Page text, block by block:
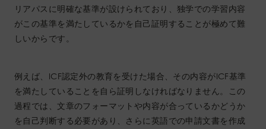
リアパスに明確な基準が設けられており、独学での学習内容
がこの基準を満たしているかを自己証明することが極めて難
しいからです。
例えば、ICF認定外の教育を受けた場合、その内容がICF基準
を満たしていることを自ら証明しなければなりません。この
過程では、文章のフォーマットや内容が合っているかどうか
を自己判断する必要があり、さらに英語での申請文書を作成